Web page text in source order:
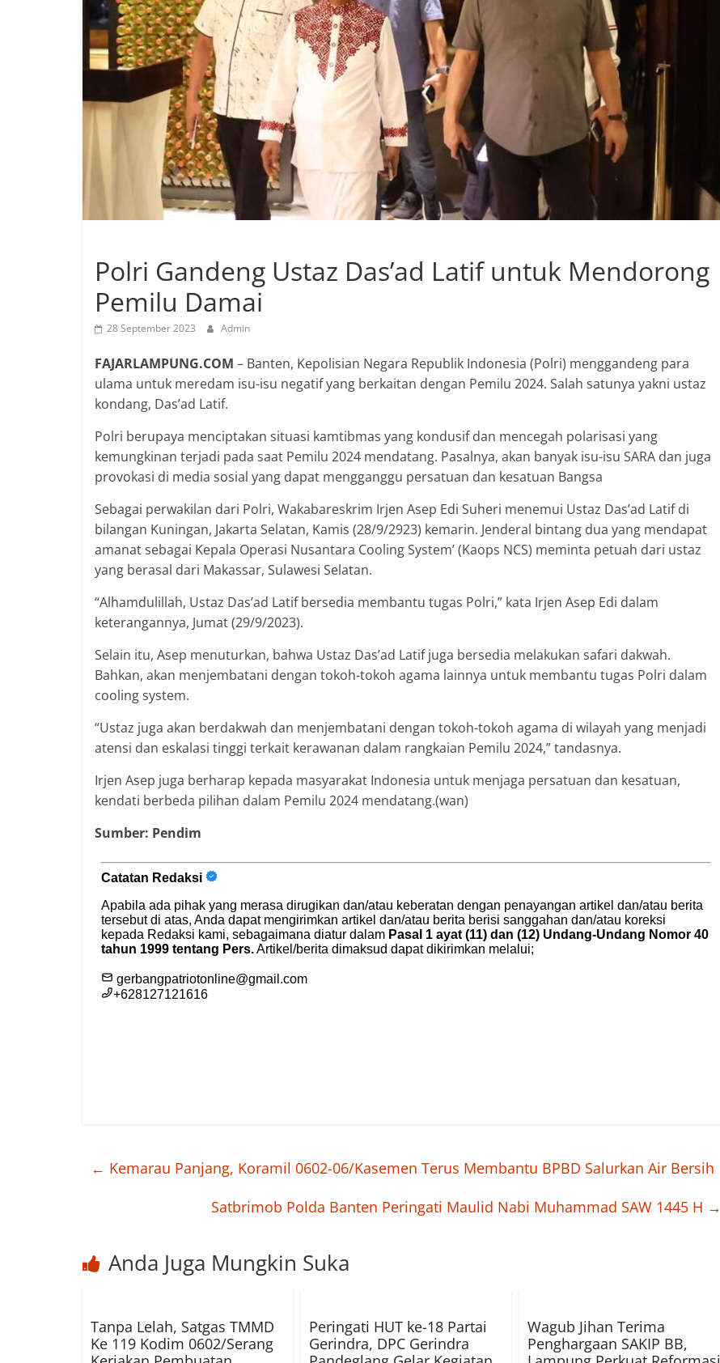
Polri Gandeng Ustaz Das’ad Latif untuk Mendorong
Pemilu Damai
28 September 2023 Admin
FAJARLAMPUNG.COM – Banten, Kepolisian Negara Republik Indonesia (Polri) menggandeng para
ulama untuk meredam isu-isu negatif yang berkaitan dengan Pemilu 2024. Salah satunya yakni ustaz
kondang, Das’ad Latif.
Polri berupaya menciptakan situasi kamtibmas yang kondusif dan mencegah polarisasi yang
kemungkinan terjadi pada saat Pemilu 2024 mendatang. Pasalnya, akan banyak isu-isu SARA dan juga
provokasi di media sosial yang dapat mengganggu persatuan dan kesatuan Bangsa
Sebagai perwakilan dari Polri, Wakabareskrim Irjen Asep Edi Suheri menemui Ustaz Das’ad Latif di
bilangan Kuningan, Jakarta Selatan, Kamis (28/9/2923) kemarin. Jenderal bintang dua yang mendapat
amanat sebagai Kepala Operasi Nusantara Cooling System’ (Kaops NCS) meminta petuah dari ustaz
yang berasal dari Makassar, Sulawesi Selatan.
“Alhamdulillah, Ustaz Das’ad Latif bersedia membantu tugas Polri,” kata Irjen Asep Edi dalam
keterangannya, Jumat (29/9/2023).
Selain itu, Asep menuturkan, bahwa Ustaz Das’ad Latif juga bersedia melakukan safari dakwah.
Bahkan, akan menjembatani dengan tokoh-tokoh agama lainnya untuk membantu tugas Polri dalam
cooling system.
“Ustaz juga akan berdakwah dan menjembatani dengan tokoh-tokoh agama di wilayah yang menjadi
atensi dan eskalasi tinggi terkait kerawanan dalam rangkaian Pemilu 2024,” tandasnya.
Irjen Asep juga berharap kepada masyarakat Indonesia untuk menjaga persatuan dan kesatuan,
kendati berbeda pilihan dalam Pemilu 2024 mendatang.(wan)
Sumber: Pendim
← Kemarau Panjang, Koramil 0602-06/Kasemen Terus Membantu BPBD Salurkan Air Bersih
Satbrimob Polda Banten Peringati Maulid Nabi Muhammad SAW 1445 H →
Anda Juga Mungkin Suka
Tanpa Lelah, Satgas TMMD
Ke 119 Kodim 0602/Serang
Peringati HUT ke-18 Partai
Gerindra, DPC Gerindra
Wagub Jihan Terima
Penghargaan SAKIP BB,